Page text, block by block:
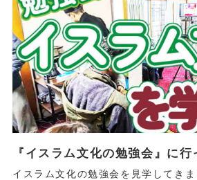
『イスラム文化の勉強会』に行
イスラム文化の勉強会を見学してき